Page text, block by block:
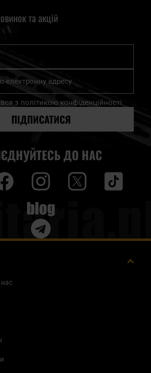
та акцій
з політикою конфіденційності
ПІДПИСАТИСЯ
ДО НАС
Blog